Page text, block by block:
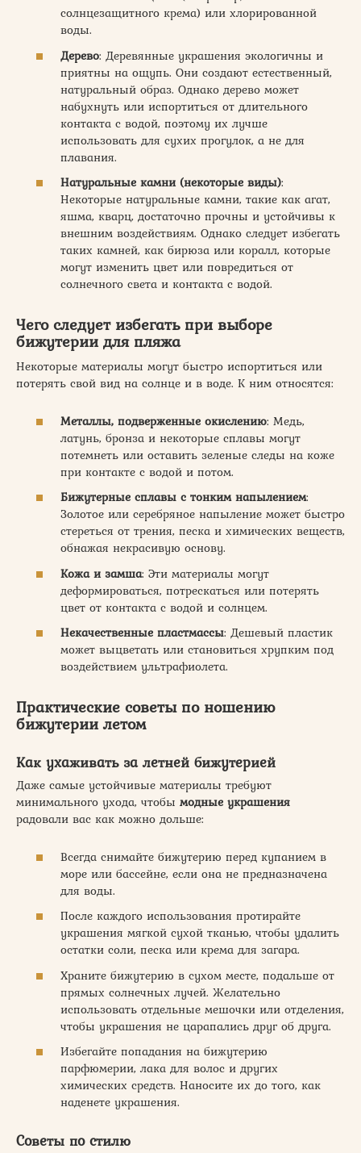
солнцезащитного крема) или хлорированной
воды.
Дерево: Деревянные украшения экологичны и
приятны на ощупь. Они создают естественный,
натуральный образ. Однако дерево может
набухнуть или испортиться от длительного
контакта с водой, поэтому их лучше
использовать для сухих прогулок, а не для
плавания.
Натуральные камни (некоторые виды):
Некоторые натуральные камни, такие как агат,
яшма, кварц, достаточно прочны и устойчивы к
внешним воздействиям. Однако следует избегать
таких камней, как бирюза или коралл, которые
могут изменить цвет или повредиться от
солнечного света и контакта с водой.
Чего следует избегать при выборе
бижутерии для пляжа
Некоторые материалы могут быстро испортиться или
потерять свой вид на солнце и в воде. К ним относятся:
Металлы, подверженные окислению: Медь,
латунь, бронза и некоторые сплавы могут
потемнеть или оставить зеленые следы на коже
при контакте с водой и потом.
Бижутерные сплавы с тонким напылением:
Золотое или серебряное напыление может быстро
стереться от трения, песка и химических веществ,
обнажая некрасивую основу.
Кожа и замша: Эти материалы могут
деформироваться, потрескаться или потерять
цвет от контакта с водой и солнцем.
Некачественные пластмассы: Дешевый пластик
может выцветать или становиться хрупким под
воздействием ультрафиолета.
Практические советы по ношению
бижутерии летом
Как ухаживать за летней бижутерией
Даже самые устойчивые материалы требуют
минимального ухода, чтобы модные украшения
радовали вас как можно дольше:
Всегда снимайте бижутерию перед купанием в
море или бассейне, если она не предназначена
для воды.
После каждого использования протирайте
украшения мягкой сухой тканью, чтобы удалить
остатки соли, песка или крема для загара.
Храните бижутерию в сухом месте, подальше от
прямых солнечных лучей. Желательно
использовать отдельные мешочки или отделения,
чтобы украшения не царапались друг об друга.
Избегайте попадания на бижутерию
парфюмерии, лака для волос и других
химических средств. Наносите их до того, как
наденете украшения.
Советы по стилю